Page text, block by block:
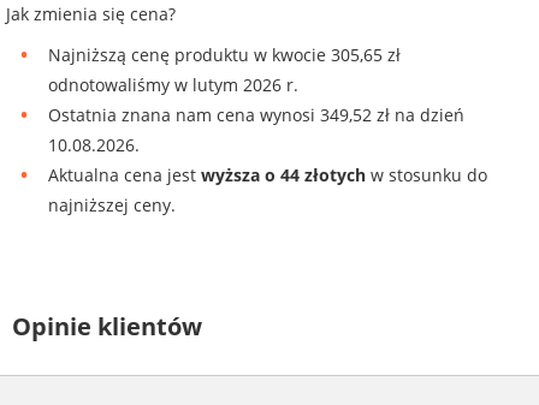
Jak zmienia się cena?
Najniższą cenę produktu w kwocie 305,65 zł
odnotowaliśmy w lutym 2026 r.
Ostatnia znana nam cena wynosi 349,52 zł na dzień
10.08.2026.
Aktualna cena jest wyższa o 44 złotych w stosunku do
najniższej ceny.
Opinie klientów